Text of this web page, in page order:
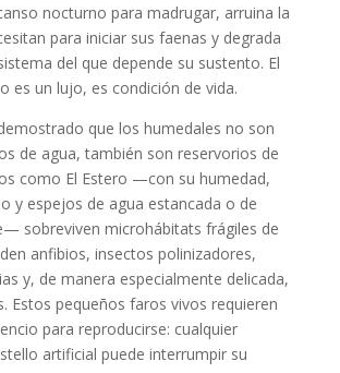
nocturno para madrugar, arruina la
para iniciar sus faenas y degrada
del que depende su sustento. El
es un lujo, es condición de vida.
que los humedales no son
de agua, también son reservorios de
como El Estero —con su humedad,
y espejos de agua estancada o de
sobreviven microhábitats frágiles de
anfibios, insectos polinizadores,
y, de manera especialmente delicada,
Estos pequeños faros vivos requieren
para reproducirse: cualquier
artificial puede interrumpir su